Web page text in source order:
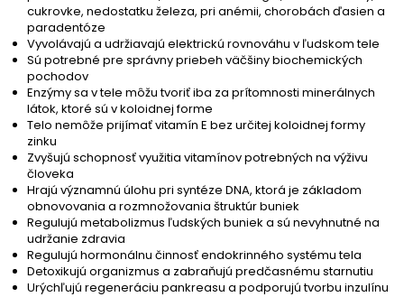
cukrovke, nedostatku železa, pri anémii, chorobách ďasien a
paradentóze
Vyvolávajú a udržiavajú elektrickú rovnováhu v ľudskom tele
Sú potrebné pre správny priebeh väčšiny biochemických
pochodov
Enzýmy sa v tele môžu tvoriť iba za prítomnosti minerálnych
látok, ktoré sú v koloidnej forme
Telo nemôže prijímať vitamín E bez určitej koloidnej formy
zinku
Zvyšujú schopnosť využitia vitamínov potrebných na výživu
človeka
Hrajú významnú úlohu pri syntéze DNA, ktorá je základom
obnovovania a rozmnožovania štruktúr buniek
Regulujú metabolizmus ľudských buniek a sú nevyhnutné na
udržanie zdravia
Regulujú hormonálnu činnosť endokrinného systému tela
Detoxikujú organizmus a zabraňujú predčasnému starnutiu
Urýchľujú regeneráciu pankreasu a podporujú tvorbu inzulínu